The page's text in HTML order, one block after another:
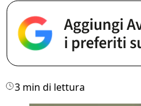
3 min di lettura